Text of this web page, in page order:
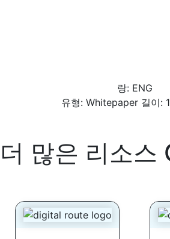
랑: ENG
유형: Whitepaper 길이:
더 많은 리소스